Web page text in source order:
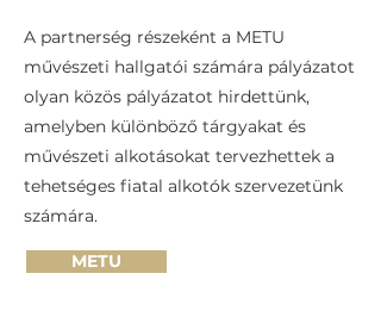
A partnerség részeként a METU
művészeti hallgatói számára pályázatot
olyan közös pályázatot hirdettünk,
amelyben különböző tárgyakat és
művészeti alkotásokat tervezhettek a
tehetséges fiatal alkotók szervezetünk
számára.
METU